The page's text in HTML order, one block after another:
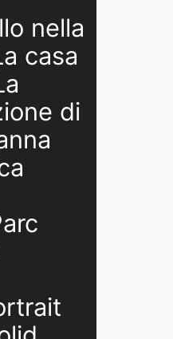
nella
casa
di